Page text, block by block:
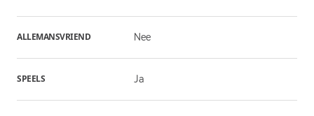
ALLEMANSVRIEND Nee
SPEELS Ja